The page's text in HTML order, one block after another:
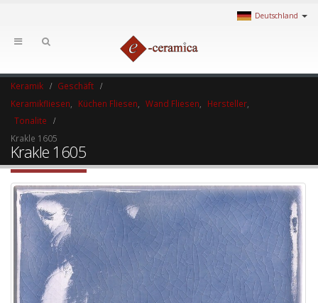
Deutschland
Keramik
Geschäft
Keramikfliesen
Küchen Fliesen Wand Fliesen Hersteller
Tonalite
Krakle 1605
Krakle 1605